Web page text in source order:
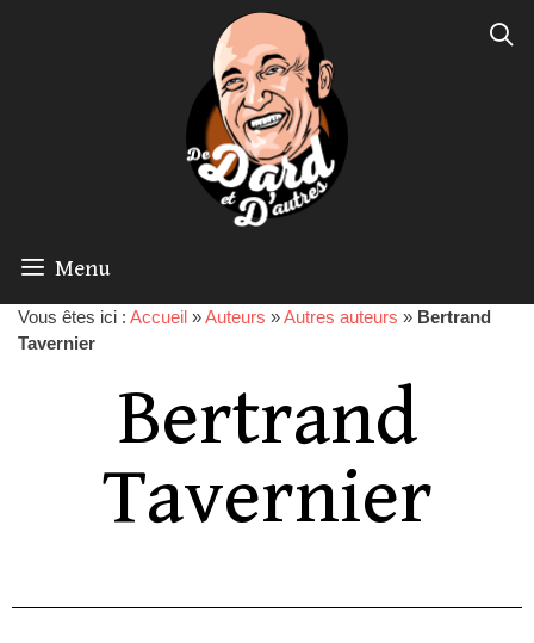
Menu
Vous êtes ici : Accueil »Auteurs »Autres auteurs » Bertrand
Tavernier
Bertrand
Tavernier